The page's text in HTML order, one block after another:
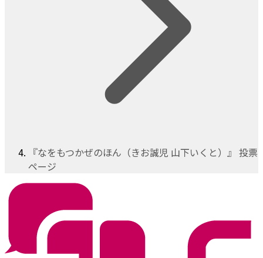
『なをもつかぜのほん（きお誠児 山下いくと）』 投票
ページ